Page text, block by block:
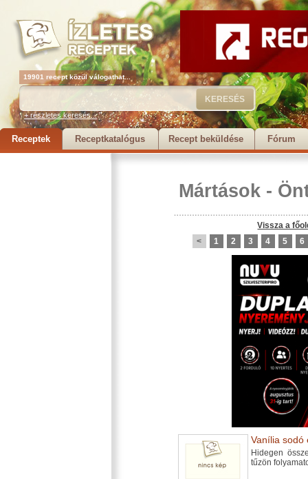
19901 recept közül válogathat...
+ részletes keresés...
Receptek Receptkatalógus Recept beküldése Fórum
Mártások -
Vissza a
<
1 2 3 4 5 6
Vanília sodó
Hidegen
tűzön